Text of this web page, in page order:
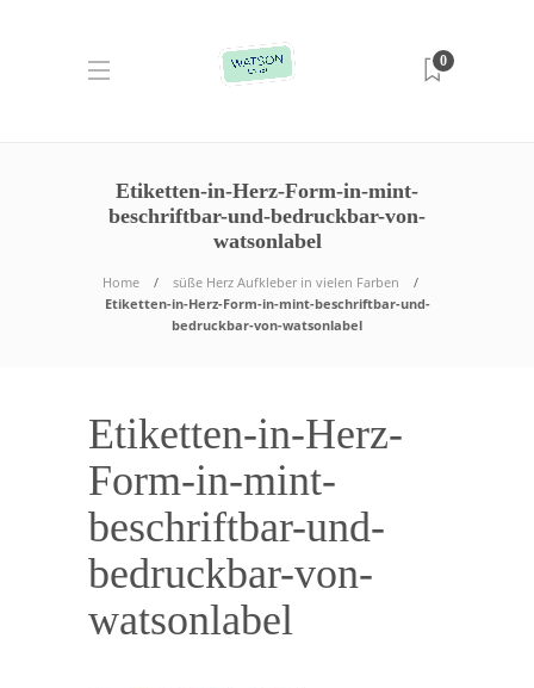
0
Etiketten-in-Herz-Form-in-mint-
beschriftbar-und-bedruckbar-von-
watsonlabel
Home
süße Herz Aufkleber in vielen Farben
Etiketten-in-Herz-Form-in-mint-beschriftbar-und-
bedruckbar-von-watsonlabel
Etiketten-in-Herz-
Form-in-mint-
beschriftbar-und-
bedruckbar-von-
watsonlabel